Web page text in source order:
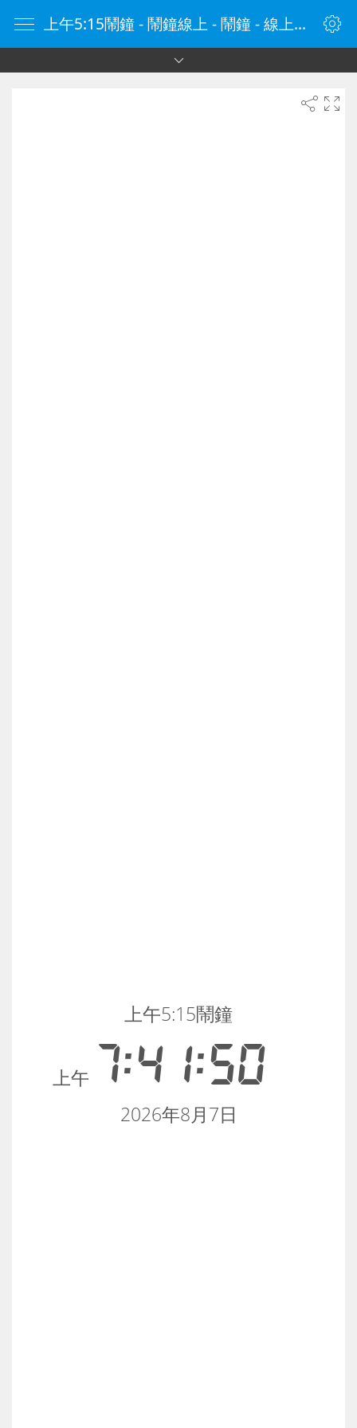
上午5:15鬧鐘 - 鬧鐘線上 - 鬧鐘 - 線上鬧鐘 - 在線鬧鐘 - 鬧鐘在線 - naozhong.tw
上午 7:41:50
上午5:15鬧鐘
2026年8月7日